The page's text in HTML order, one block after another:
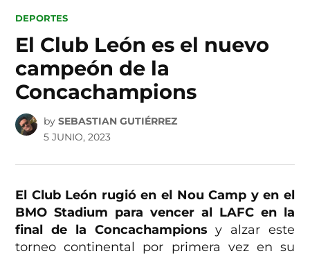
POSTED
DEPORTES
El Club León es el nuevo
campeón de la
Concachampions
by SEBASTIAN GUTIÉRREZ
5 JUNIO, 2023
El Club León rugió en el Nou Camp y en el
BMO Stadium para vencer al LAFC en la
final de la Concachampionsy alzar este
torneo continental por primera vez en su